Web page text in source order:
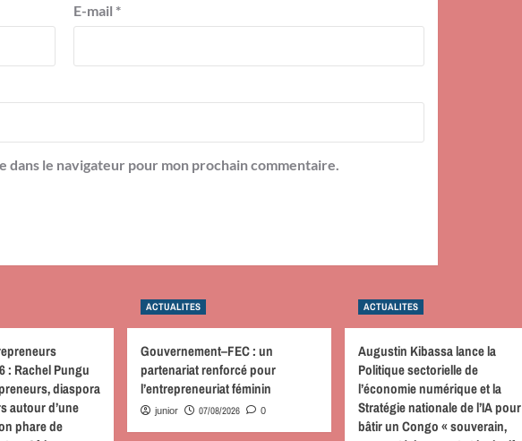
E-mail *
dans le navigateur pour mon prochain commentaire.
: Rachel Pungu
diaspora
autour d’une
phare de
ACTUALITES
Gouvernement–FEC : un
partenariat renforcé pour
l’entrepreneuriat féminin
junior 07/08/2026 0
ACTUALITES
Augustin Kibassa lance la
Politique sectorielle de
l’économie numérique et la
Stratégie nationale de l’IA pour
bâtir un Congo « souverain,